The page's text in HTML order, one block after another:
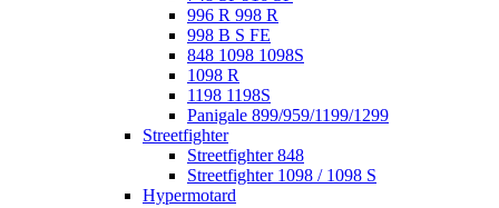
996 R 998 R
998 B S FE
848 1098 1098S
1098 R
1198 1198S
Panigale 899/959/1199/1299
Streetfighter
Streetfighter 848
Streetfighter 1098 / 1098 S
Hypermotard